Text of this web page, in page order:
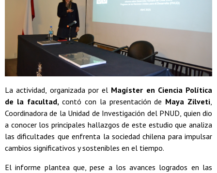
La actividad, organizada por el Magíster en Ciencia Política
de la facultad,contó con la presentación de Maya Zilveti,
Coordinadora de la Unidad de Investigación del PNUD, quien dio
a conocer los principales hallazgos de este estudio que analiza
las dificultades que enfrenta la sociedad chilena para impulsar
cambios significativos y sostenibles en el tiempo.
El informe plantea que, pese a los avances logrados en las